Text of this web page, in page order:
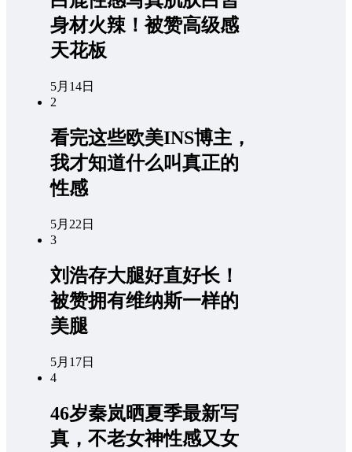
身材火辣！被赞高级感
天花板
5月14日
2
看完这些欧美INS博主，
我才知道什么叫真正的
性感
5月22日
3
刘浩存大腿好直好长！
被赞拥有维纳斯一样的
美腿
5月17日
4
46岁秦岚晒夏季最新写
真，不老女神性感又女